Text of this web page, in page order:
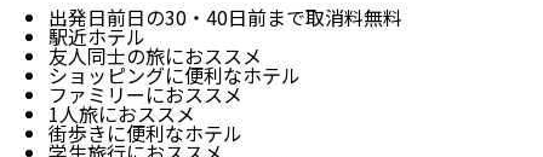
出発日前日の30・40日前まで取消料無料
駅近ホテル
友人同士の旅におススメ
ショッピングに便利なホテル
ファミリーにおススメ
1人旅におススメ
街歩きに便利なホテル